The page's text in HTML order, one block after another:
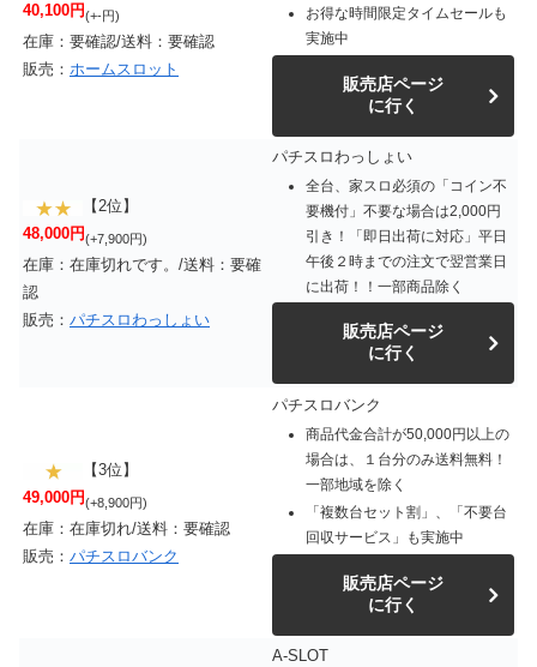
40,100円(+-円)
在庫：要確認/送料：要確認
販売： ホームスロット
お得な時間限定タイムセールも
実施中
販売店ページ
に行く
【2位】
48,000円(+7,900円)
在庫：在庫切れです。/送料：要確
認
販売： パチスロわっしょい
パチスロわっしょい
全台、家スロ必須の「コイン不
要機付」不要な場合は2,000円
引き！「即日出荷に対応」平日
午後２時までの注文で翌営業日
に出荷！！一部商品除く
販売店ページ
に行く
【3位】
49,000円(+8,900円)
在庫：在庫切れ/送料：要確認
販売： パチスロバンク
パチスロバンク
商品代金合計が50,000円以上の
場合は、１台分のみ送料無料！
一部地域を除く
「複数台セット割」、「不要台
回収サービス」も実施中
販売店ページ
に行く
A-SLOT